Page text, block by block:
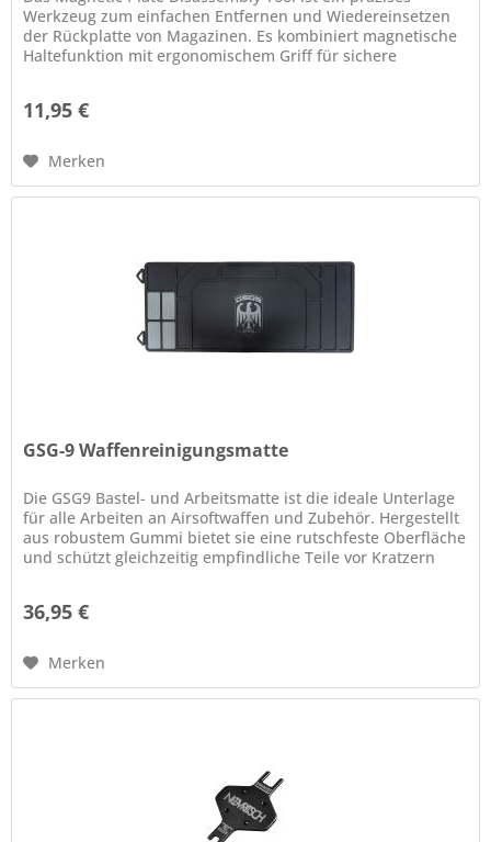
Werkzeug zum einfachen Entfernen und Wiedereinsetzen
der Rückplatte von Magazinen. Es kombiniert magnetische
Haltefunktion mit ergonomischem Griff für sichere
11,95 €
Merken
GSG-9 Waffenreinigungsmatte
Die GSG9 Bastel- und Arbeitsmatte ist die ideale Unterlage
für alle Arbeiten an Airsoftwaffen und Zubehör. Hergestellt
aus robustem Gummi bietet sie eine rutschfeste Oberfläche
und schützt gleichzeitig empfindliche Teile vor Kratzern
36,95 €
Merken